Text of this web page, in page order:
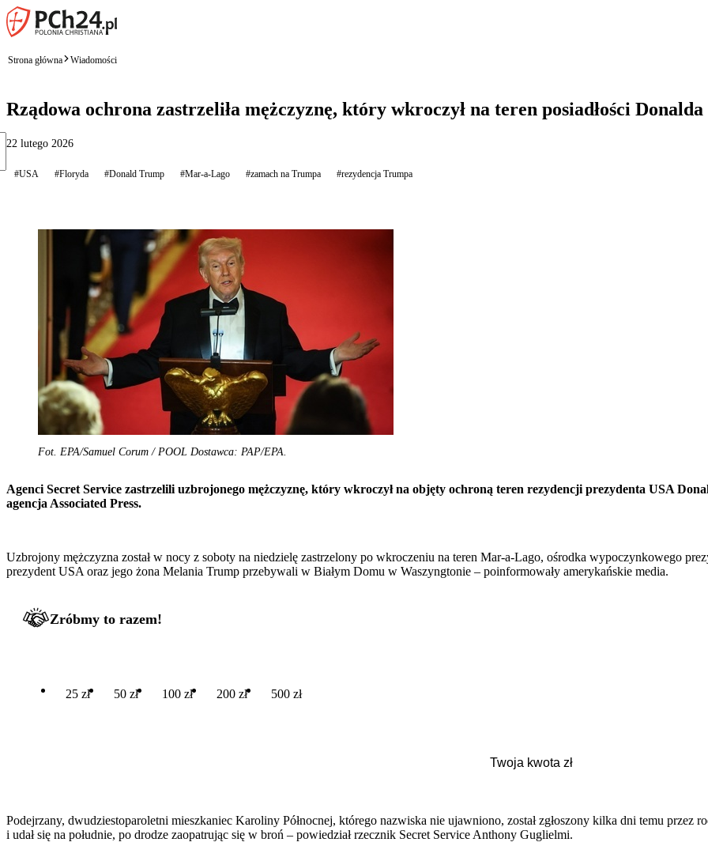
Strona główna Wiadomości
Rządowa ochrona zastrzeliła mężczyznę, który wkroczył na teren posiadłości
22 lutego 2026
#USA #Floryda #Donald Trump #Mar-a-Lago #zamach na Trumpa #rezydencja Trumpa
Fot. EPA/Samuel Corum / POOL Dostawca: PAP/EPA.
Agenci Secret Service zastrzelili uzbrojonego mężczyznę, który wkroczył na objęty ochroną teren rezydencji prezydenta USA
agencja Associated Press.
Uzbrojony mężczyzna został w nocy z soboty na niedzielę zastrzelony po wkroczeniu na teren Mar-a-Lago, ośrodka wypoczynkowego
prezydent USA oraz jego żona Melania Trump przebywali w Białym Domu w Waszyngtonie – poinformowały amerykańskie media.
Zróbmy to razem!
25 zł 50 zł 100 zł 200 zł 500 zł
Podejrzany, dwudziestoparoletni mieszkaniec Karoliny Północnej, którego nazwiska nie ujawniono, został zgłoszony kilka dni temu przez
i udał się na południe, po drodze zaopatrując się w broń – powiedział rzecznik Secret Service Anthony Guglielmi.